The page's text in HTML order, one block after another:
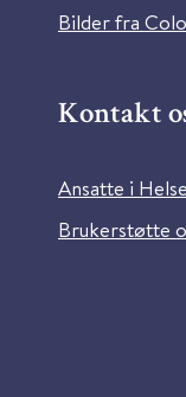
Bilder fra
Kontakt
Ansatte i
Brukerstøtte